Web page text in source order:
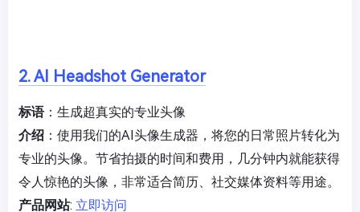
2. AI Headshot Generator
标语：生成超真实的专业头像
介绍 ：使用我们的AI头像生成器，将您的日常照片转化为
专业的头像。节省拍摄的时间和费用，几分钟内就能获得
令人惊艳的头像，非常适合简历、社交媒体资料等用途。
产品网站: 立即访问